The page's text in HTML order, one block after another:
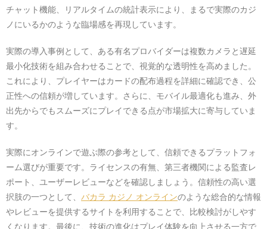
チャット機能、リアルタイムの統計表示により、まるで実際のカジ
ノにいるかのような臨場感を再現しています。
実際の導入事例として、ある有名プロバイダーは複数カメラと遅延
最小化技術を組み合わせることで、視覚的な透明性を高めました。
これにより、プレイヤーはカードの配布過程を詳細に確認でき、公
正性への信頼が増しています。さらに、モバイル最適化も進み、外
出先からでもスムーズにプレイできる点が市場拡大に寄与していま
す。
実際にオンラインで遊ぶ際の参考として、信頼できるプラットフォ
ーム選びが重要です。ライセンスの有無、第三者機関による監査レ
ポート、ユーザーレビューなどを確認しましょう。信頼性の高い選
択肢の一つとして、 バカラ カジノ オンラインのような総合的な情報
やレビューを提供するサイトを利用することで、比較検討がしやす
くなります。最後に、技術の進化はプレイ体験を向上させる一方で